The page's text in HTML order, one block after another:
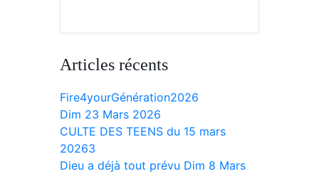
Articles récents
Fire4yourGénération2026
Dim 23 Mars 2026
CULTE DES TEENS du 15 mars
20263
Dieu a déjà tout prévu Dim 8 Mars